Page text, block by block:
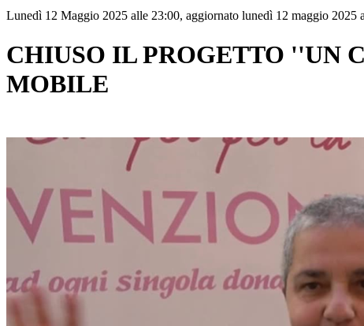
Lunedì 12 Maggio 2025 alle 23:00, aggiornato lunedì 12 maggio 2025
CHIUSO IL PROGETTO ''UN
MOBILE